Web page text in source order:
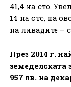
41,4 на сто.
14 на сто, на
на ливадите – с
През 2014 г.
земеделската
957 лв. на